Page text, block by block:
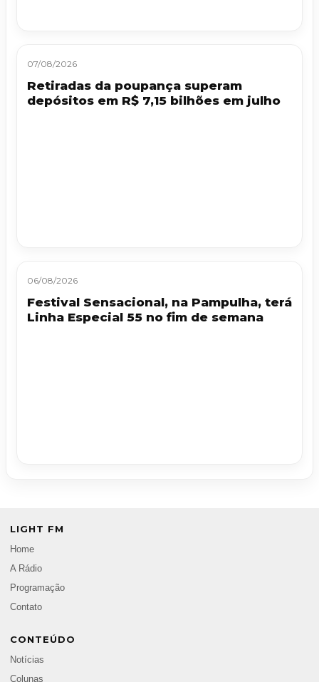
07/08/2026
Retiradas da poupança superam
depósitos em R$ 7,15 bilhões em julho
06/08/2026
Festival Sensacional, na Pampulha, terá
Linha Especial 55 no fim de semana
LIGHT FM
Home
A Rádio
Programação
Contato
CONTEÚDO
Notícias
Colunas